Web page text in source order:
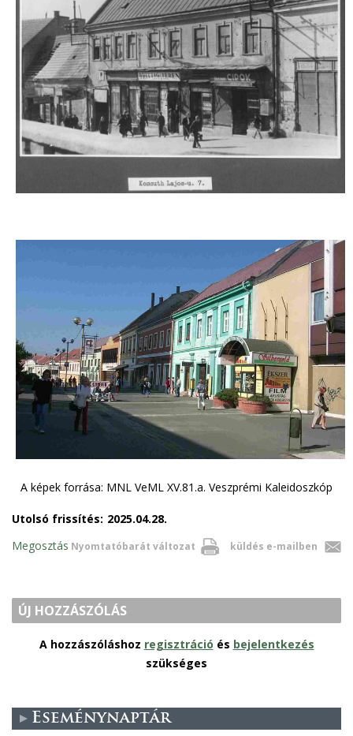
A képek forrása: MNL VeML XV.81.a. Veszprémi Kaleidoszkóp
Utolsó frissítés: 2025.04.28.
Nyomtatóbarát változat küldés e-mailben
Megosztás
ÚJ HOZZÁSZÓLÁS
A hozzászóláshoz regisztráció és bejelentkezés
szükséges
Eseménynaptár